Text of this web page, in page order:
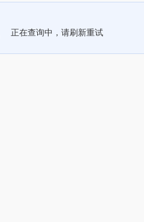
正在查询中，请刷新重试